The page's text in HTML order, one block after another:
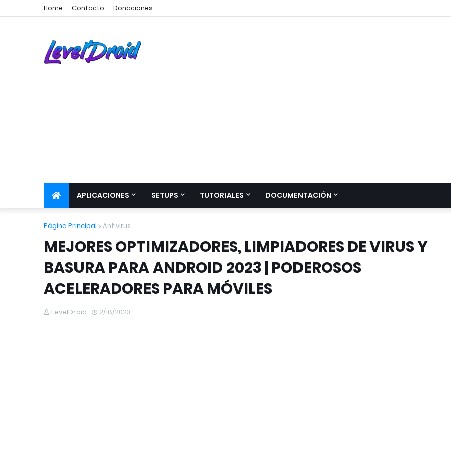
Home Contacto Donaciones
APLICACIONES SETUPS TUTORIALES DOCUMENTACIÓN
Página Principal Antivirus
MEJORES OPTIMIZADORES, LIMPIADORES DE VIRUS Y
BASURA PARA ANDROID 2023 | PODEROSOS
ACELERADORES PARA MÓVILES
LevelDroid 2/18/2023